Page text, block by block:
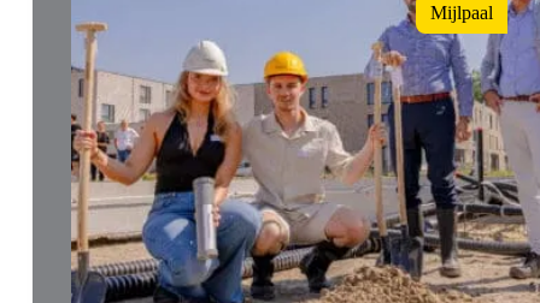
Mijlpaal